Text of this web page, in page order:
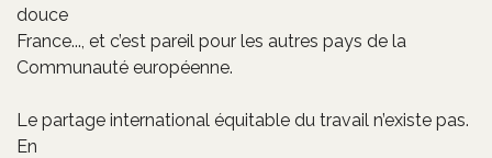
douce
France..., et c’est pareil pour les autres pays de la
Communauté européenne.
Le partage international équitable du travail n’existe pas.
En